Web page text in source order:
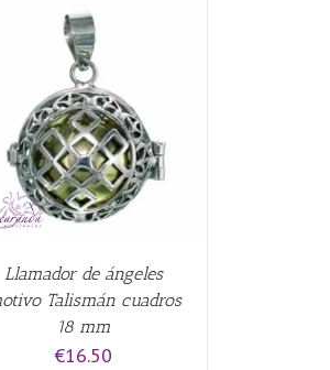
Llamador de ángeles
Talismán cuadros
18 mm
€16.50